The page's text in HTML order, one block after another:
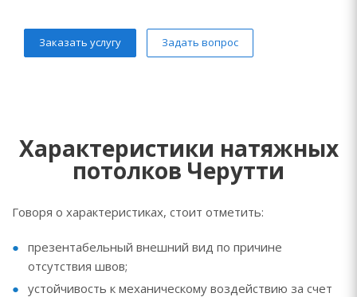
Заказать услугу Задать вопрос
Характеристики натяжных
потолков Черутти
Говоря о характеристиках, стоит отметить:
презентабельный внешний вид по причине
отсутствия швов;
устойчивость к механическому воздействию за счет